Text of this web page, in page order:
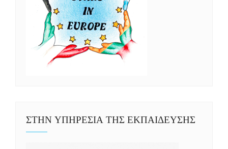
ΣΤΗΝ ΥΠΗΡΕΣΙΑ ΤΗΣ ΕΚΠΑΙΔΕΥΣΗΣ